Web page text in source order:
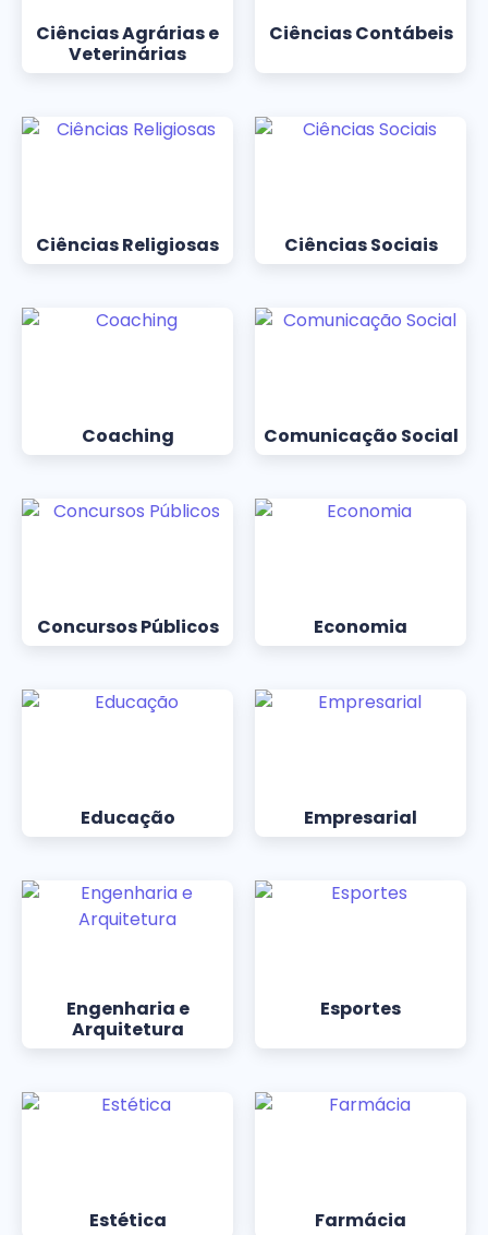
Ciências Agrárias e
Veterinárias
Ciências Contábeis
Ciências Religiosas Ciências Sociais
Coaching Comunicação Social
Concursos Públicos Economia
Educação Empresarial
Engenharia e
Arquitetura
Esportes
Estética Farmácia